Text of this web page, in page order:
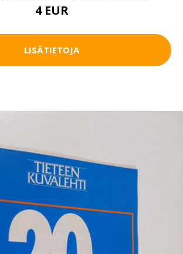
4 EUR
LISÄTIETOJA